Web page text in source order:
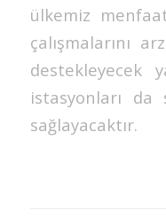
ülkemiz
çalışmalarını
destekleyecek
istasyonları da
sağlayacaktır.